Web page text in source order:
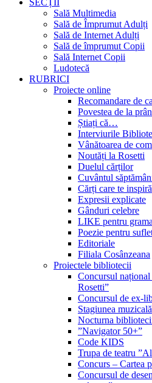
SECȚII
Sală Multimedia
Sală de Împrumut Adulți
Sală de Internet Adulți
Sală de împrumut Copii
Sală Internet Copii
Ludotecă
RUBRICI
Proiecte online
Recomandare de
Povestea de la
Știați că…
Interviurile
Vânătoarea de
Noutăți la Rosetti
Duelul cărților
Cuvântul
Cărți care te inspiră
Expresii explicate
Gânduri celebre
LIKE pentru
Poezie pentru
Editoriale
Filiala Cosânzeana
Proiectele bibliotecii
Concursul național
Rosetti”
Concursul de ex-
Stagiunea muzicală
Nocturna
”Navigator 50+”
Code KIDS
Trupa de teatru
Concurs – Cartea
Concursul de